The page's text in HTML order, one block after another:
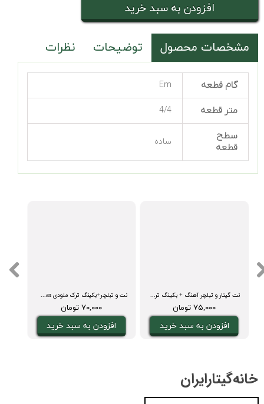
افزودن به سبد خرید
مشخصات محصول توضیحات نظرات
گام قطعه Em
متر قطعه 4/4
سطح
قطعه
ساده
نت و تبلچر+بکینگ ترک ملودی icimdeki duman
۷۰,۰۰۰ تومان
افزودن به سبد خرید
نت گیتار و تبلچر آهنگ + بکینگ ترک و آکورد هایدی سویله
۷۵,۰۰۰ تومان
افزودن به سبد خرید
خانه‌گیتار‌ایران